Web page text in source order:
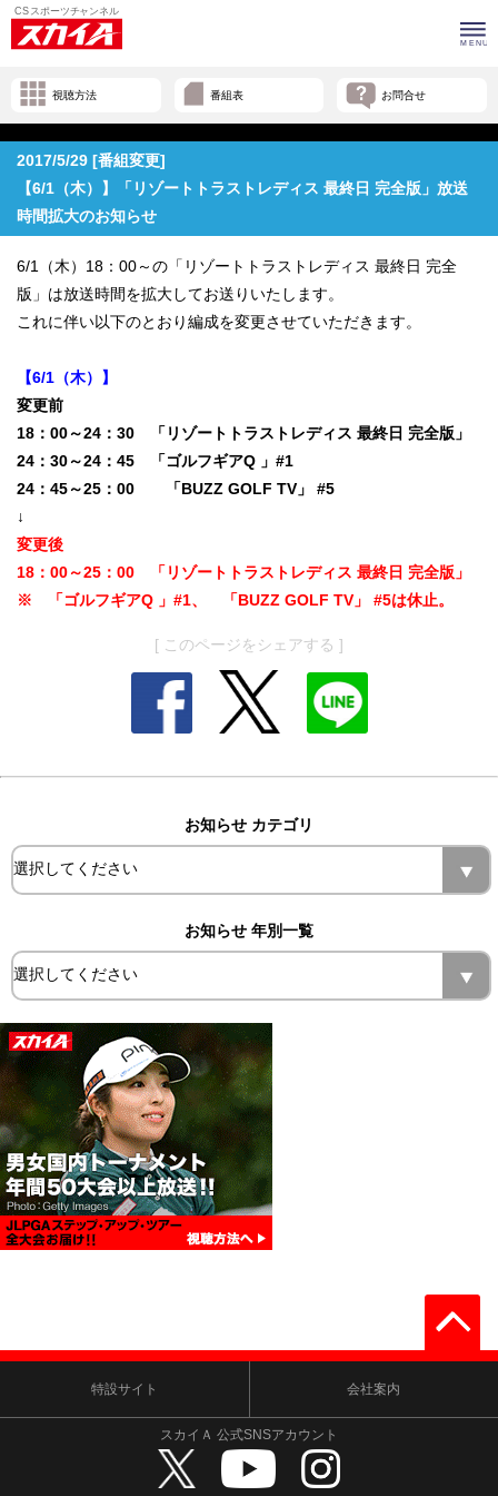
視聴方法 番組表 お問合せ
2017/5/29 [番組変更]
【6/1（木）】「リゾートトラストレディス 最終日 完全版」放送
時間拡大のお知らせ
6/1（木）18：00～の「リゾートトラストレディス 最終日 完全
版」は放送時間を拡大してお送りいたします。
これに伴い以下のとおり編成を変更させていただきます。
【6/1（木）】
変更前
18：00～24：30 「リゾートトラストレディス 最終日 完全版」
24：30～24：45 「ゴルフギアQ 」#1
24：45～25：00 「BUZZ GOLF TV」 #5
↓
変更後
18：00～25：00 「リゾートトラストレディス 最終日 完全版」
※ 「ゴルフギアQ 」#1、 「BUZZ GOLF TV」 #5は休止。
[ このページをシェアする ]
お知らせ カテゴリ
お知らせ 年別一覧
特設サイト 会社案内
スカイＡ 公式SNSアカウント